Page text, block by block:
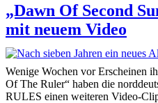
„Dawn Of Second
mit neuem Video
Wenige Wochen vor Erscheinen
Of The Ruler“ haben die
RULES einen weiteren Video-